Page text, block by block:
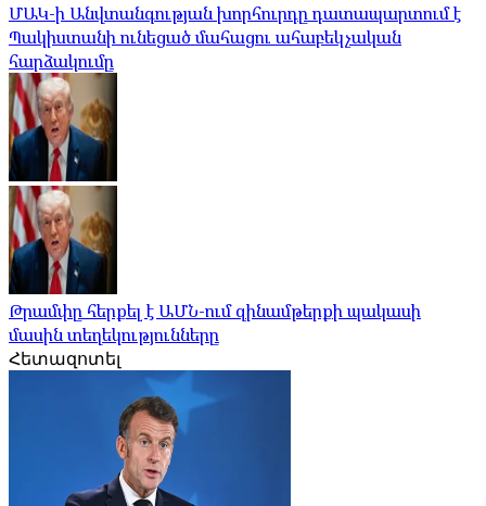
ՄԱԿ-ի Անվտանգության խորհուրդը դատապարտում է
Պակիստանի ունեցած մահացու ահաբեկչական
հարձակումը
Թրամփը հերքել է ԱՄՆ-ում զինամթերքի պակասի
մասին տեղեկությունները
Հետազոտել